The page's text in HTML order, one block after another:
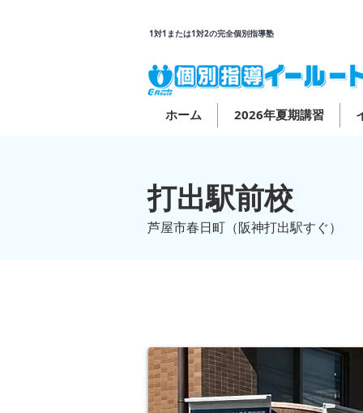
1対1または1対2の完全個別指導塾
ホーム 2026年夏期講習
打出駅前校
芦屋市春日町（阪神打出駅すぐ）